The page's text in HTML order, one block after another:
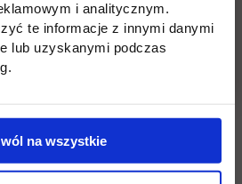
i analitycznym.
te informacje z innymi danymi
lub uzyskanymi podczas
na wszystkie